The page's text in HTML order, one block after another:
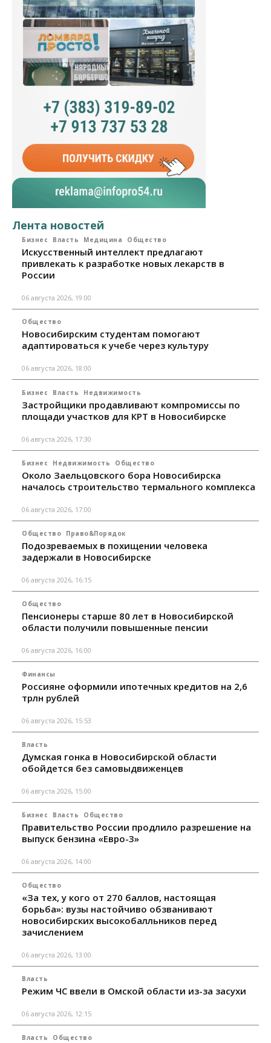
Лента новостей
Бизнес Власть Медицина Общество
Искусственный интеллект предлагают
привлекать к разработке новых лекарств в
России
06 августа 2026, 19:00
Общество
Новосибирским студентам помогают
адаптироваться к учебе через культуру
06 августа 2026, 18:00
Бизнес Власть Недвижимость
Застройщики продавливают компромиссы по
площади участков для КРТ в Новосибирске
06 августа 2026, 17:30
Бизнес Недвижимость Общество
Около Заельцовского бора Новосибирска
началось строительство термального комплекса
06 августа 2026, 17:00
Общество Право&Порядок
Подозреваемых в похищении человека
задержали в Новосибирске
06 августа 2026, 16:15
Общество
Пенсионеры старше 80 лет в Новосибирской
области получили повышенные пенсии
06 августа 2026, 16:00
Финансы
Россияне оформили ипотечных кредитов на 2,6
трлн рублей
06 августа 2026, 15:53
Власть
Думская гонка в Новосибирской области
обойдется без самовыдвиженцев
06 августа 2026, 15:00
Бизнес Власть Общество
Правительство России продлило разрешение на
выпуск бензина «Евро-3»
06 августа 2026, 14:00
Общество
«За тех, у кого от 270 баллов, настоящая
борьба»: вузы настойчиво обзванивают
новосибирских высокобалльников перед
зачислением
06 августа 2026, 13:00
Власть
Режим ЧС ввели в Омской области из-за засухи
06 августа 2026, 12:15
Власть Общество